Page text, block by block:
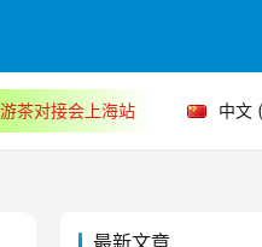
茶对接会上海站 中文